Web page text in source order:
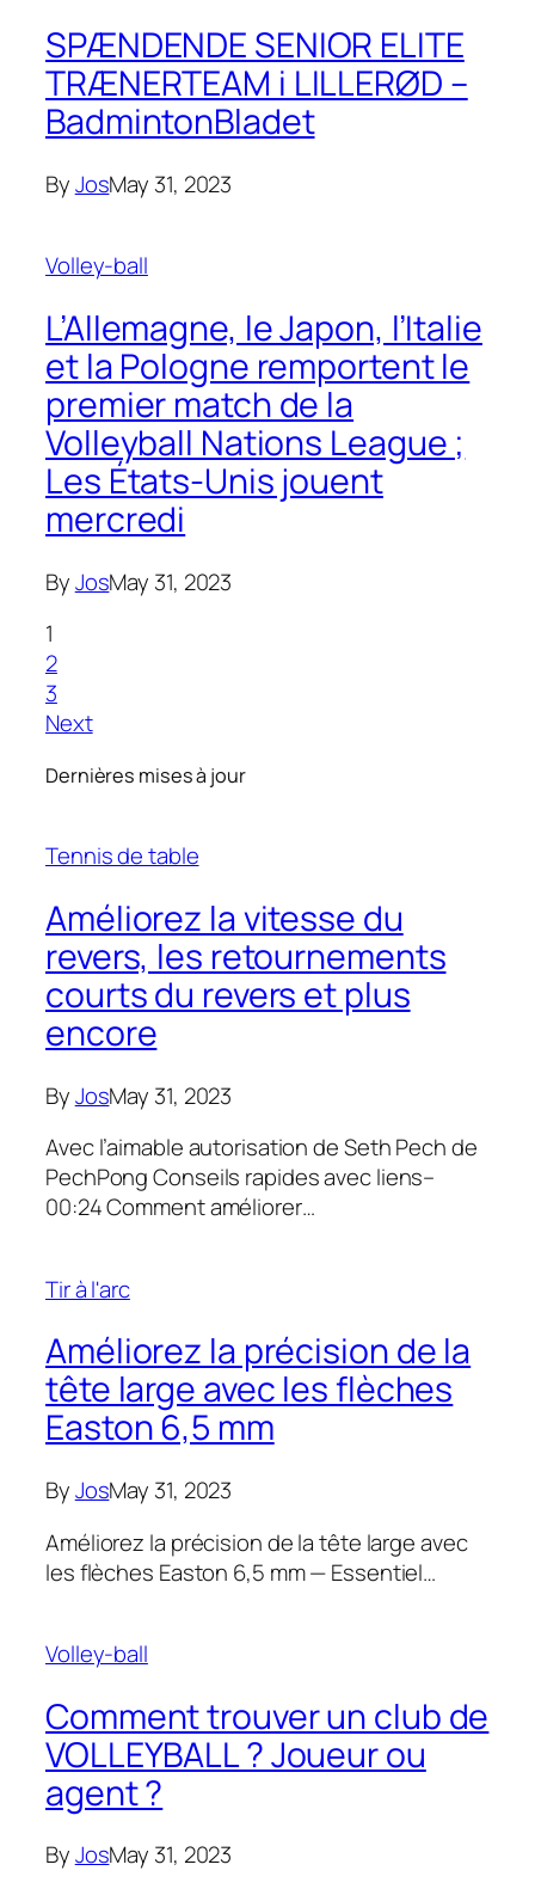
SPÆNDENDE SENIOR ELITE
TRÆNERTEAM i LILLERØD –
BadmintonBladet
ByJosMay 31, 2023
Volley-ball
L’Allemagne, le Japon, l’Italie
et la Pologne remportent le
premier match de la
Volleyball Nations League ;
Les États-Unis jouent
mercredi
ByJosMay 31, 2023
1
2
3
Next
Dernières mises à jour
Tennis de table
Améliorez la vitesse du
revers, les retournements
courts du revers et plus
encore
ByJosMay 31, 2023
Avec l’aimable autorisation de Seth Pech de
PechPong Conseils rapides avec liens–
00:24 Comment améliorer…
Tir à l'arc
Améliorez la précision de la
tête large avec les flèches
Easton 6,5 mm
ByJosMay 31, 2023
Améliorez la précision de la tête large avec
les flèches Easton 6,5 mm — Essentiel…
Volley-ball
Comment trouver un club de
VOLLEYBALL ? Joueur ou
agent ?
ByJosMay 31, 2023